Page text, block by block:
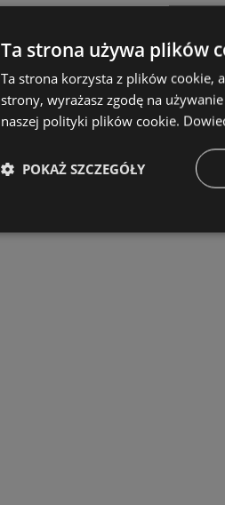
Ta strona używa plików
Ta strona korzysta z plików cookie,
strony, wyrażasz zgodę na
naszej polityki plików cookie.
POKAŻ SZCZEGÓŁY